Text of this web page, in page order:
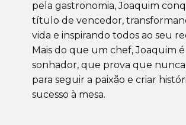
pela gastronomia, Joaquim
título de vencedor,
vida e inspirando todos ao seu
Mais do que um chef, Joaquim
sonhador, que prova que
para seguir a paixão e criar
sucesso à mesa.